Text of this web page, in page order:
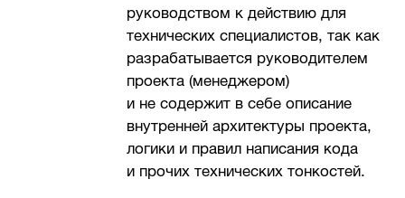
руководством к действию для
технических специалистов, так как
разрабатывается руководителем
проекта (менеджером)
и не содержит в себе описание
внутренней архитектуры проекта,
логики и правил написания кода
и прочих технических тонкостей.